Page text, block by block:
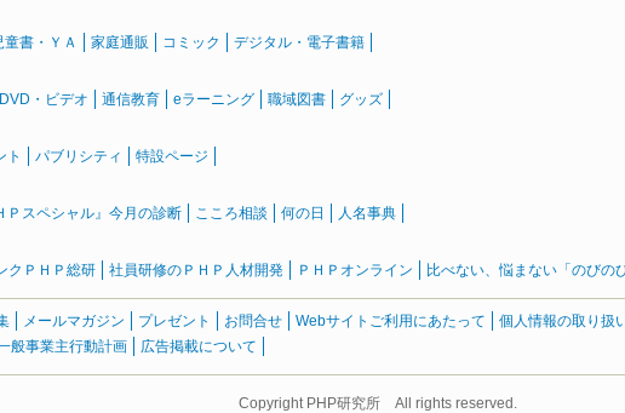
童書・ＹＡ 家庭通販 コミック デジタル・電子書籍
DVD・ビデオ 通信教育 eラーニング 職域図書 グッズ
ト パブリシティ 特設ページ
Ｐスペシャル』今月の診断 こころ相談 何の日 人名事典
クＰＨＰ総研 社員研修のＰＨＰ人材開発 ＰＨＰオンライン 比べない、悩まない「のびの
メールマガジン プレゼント お問合せ Webサイトご利用にあたって 個人情報の取り扱
般事業主行動計画 広告掲載について
Copyright PHP研究所 All rights reserved.